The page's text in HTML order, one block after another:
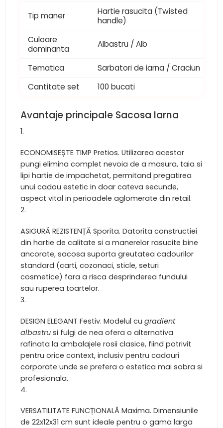
Tip maner
Hartie rasucita (Twisted
handle)
Culoare
dominanta
Albastru / Alb
Tematica
Sarbatori de iarna / Craciun
Cantitate set
100 bucati
Avantaje principale Sacosa Iarna
ECONOMISEȘTE TIMP Pretios. Utilizarea acestor
pungi elimina complet nevoia de a masura, taia si
lipi hartie de impachetat, permitand pregatirea
unui cadou estetic in doar cateva secunde,
aspect vital in perioadele aglomerate din retail.
ASIGURĂ REZISTENȚĂ Sporita. Datorita constructiei
din hartie de calitate si a manerelor rasucite bine
ancorate, sacosa suporta greutatea cadourilor
standard (carti, cozonaci, sticle, seturi
cosmetice) fara a risca desprinderea fundului
sau ruperea toartelor.
DESIGN ELEGANT Festiv. Modelul cu gradient
albastru si fulgi de nea ofera o alternativa
rafinata la ambalajele rosii clasice, fiind potrivit
pentru orice context, inclusiv pentru cadouri
corporate unde se prefera o estetica mai sobra si
profesionala.
VERSATILITATE FUNCȚIONALĂ Maxima. Dimensiunile
de 22x12x31 cm sunt ideale pentru o gama larga